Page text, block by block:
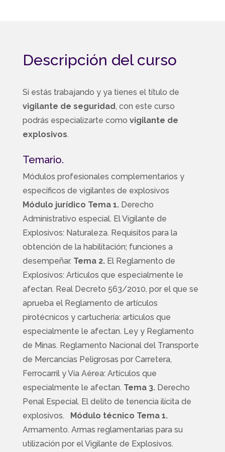
Descripción del curso
Si estás trabajando y ya tienes el título de
vigilante de seguridad, con este curso
podrás especializarte como vigilante de
explosivos.
Temario.
Módulos profesionales complementarios y
específicos de vigilantes de explosivos
Módulo jurídico Tema 1.Derecho
Administrativo especial. El Vigilante de
Explosivos: Naturaleza. Requisitos para la
obtención de la habilitación; funciones a
desempeñar. Tema 2.El Reglamento de
Explosivos: Artículos que especialmente le
afectan. Real Decreto 563/2010, por el que se
aprueba el Reglamento de artículos
pirotécnicos y cartuchería: artículos que
especialmente le afectan. Ley y Reglamento
de Minas. Reglamento Nacional del Transporte
de Mercancías Peligrosas por Carretera,
Ferrocarril y Vía Aérea: Artículos que
especialmente le afectan. Tema 3.Derecho
Penal Especial. El delito de tenencia ilícita de
explosivos.
Módulo técnico Tema 1.
Armamento. Armas reglamentarias para su
utilización por el Vigilante de Explosivos.